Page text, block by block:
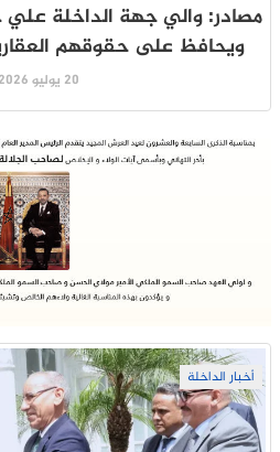
مصادر: والي جهة الداخلة
ويحافظ على حقوقهم
20 يوليو 2026
أخبار الداخلة